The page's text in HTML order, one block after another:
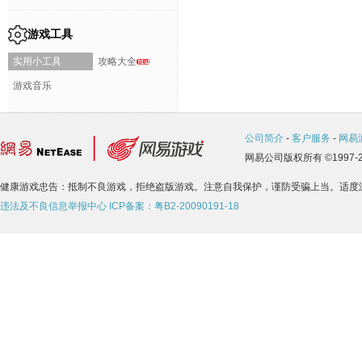
游戏工具
实用小工具 攻略大全
游戏音乐
公司简介 - 客户服务 - 网易
网易公司版权所有
健康游戏忠告：抵制不良游戏，拒绝盗版游戏。注意自我保护，谨防受骗上当。适
违法及不良信息举报中心 ICP备案：粤B2-20090191-18